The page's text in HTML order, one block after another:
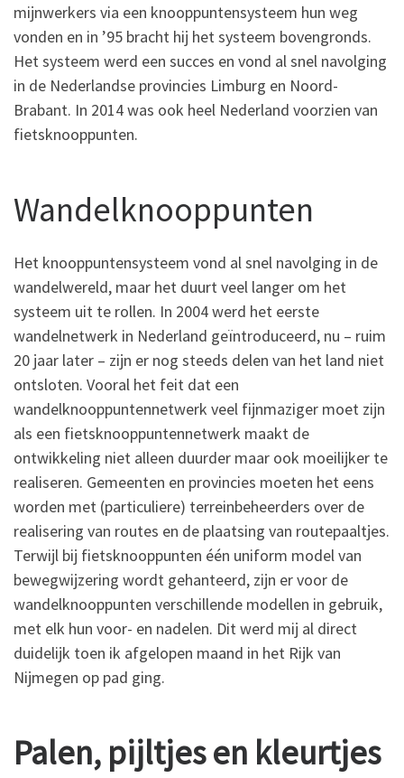
mijnwerkers via een knooppuntensysteem hun weg
vonden en in ’95 bracht hij het systeem bovengronds.
Het systeem werd een succes en vond al snel navolging
in de Nederlandse provincies Limburg en Noord-
Brabant. In 2014 was ook heel Nederland voorzien van
fietsknooppunten.
Wandelknooppunten
Het knooppuntensysteem vond al snel navolging in de
wandelwereld, maar het duurt veel langer om het
systeem uit te rollen. In 2004 werd het eerste
wandelnetwerk in Nederland geïntroduceerd, nu – ruim
20 jaar later – zijn er nog steeds delen van het land niet
ontsloten. Vooral het feit dat een
wandelknooppuntennetwerk veel fijnmaziger moet zijn
als een fietsknooppuntennetwerk maakt de
ontwikkeling niet alleen duurder maar ook moeilijker te
realiseren. Gemeenten en provincies moeten het eens
worden met (particuliere) terreinbeheerders over de
realisering van routes en de plaatsing van routepaaltjes.
Terwijl bij fietsknooppunten één uniform model van
bewegwijzering wordt gehanteerd, zijn er voor de
wandelknooppunten verschillende modellen in gebruik,
met elk hun voor- en nadelen. Dit werd mij al direct
duidelijk toen ik afgelopen maand in het Rijk van
Nijmegen op pad ging.
Palen, pijltjes en kleurtjes